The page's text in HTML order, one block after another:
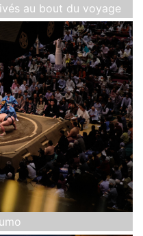
au bout du voyage